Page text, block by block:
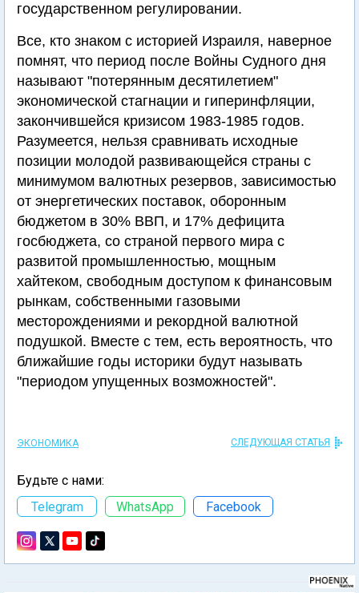
государственном регулировании.
Все, кто знаком с историей Израиля, наверное
помнят, что период после Войны Судного дня
называют "потерянным десятилетием"
экономической стагнации и гиперинфляции,
закончившейся кризисом 1983-1985 годов.
Разумеется, нельзя сравнивать исходные
позиции молодой развивающейся страны с
минимумом валютных резервов, зависимостью
от энергетических поставок, оборонным
бюджетом в 30% ВВП, и 17% дефицита
госбюджета, со страной первого мира с
развитой промышленностью, мощным
хайтеком, свободным доступом к финансовым
рынкам, собственными газовыми
месторождениями и рекордной валютной
подушкой. Вместе с тем, есть вероятность, что
ближайшие годы историки будут называть
"периодом упущенных возможностей".
ЭКОНОМИКА СЛЕДУЮЩАЯ СТАТЬЯ
Будьте с нами:
Telegram
WhatsApp Facebook